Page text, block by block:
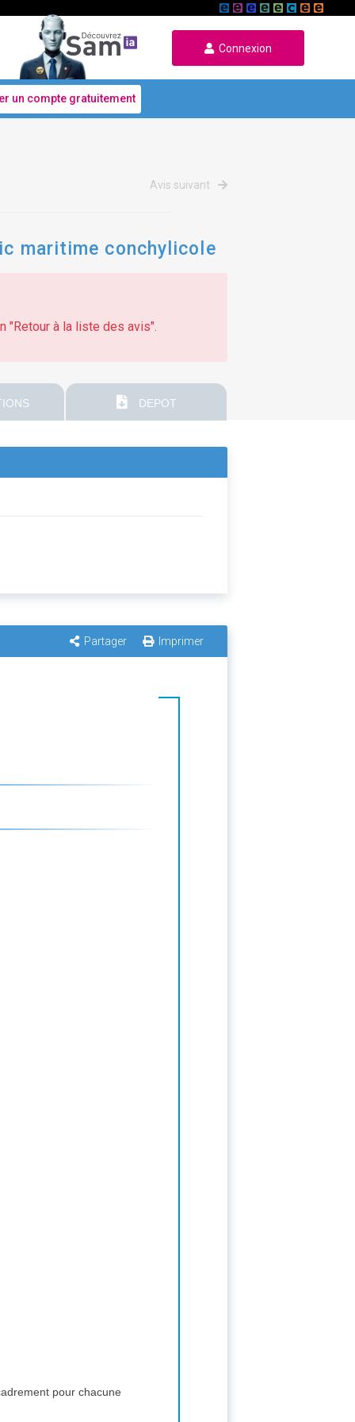
Connexion
un compte gratuitement
Avis suivant
maritime conchylicole
"Retour à la liste des avis".
DEPOT
Partager Imprimer
pour chacune